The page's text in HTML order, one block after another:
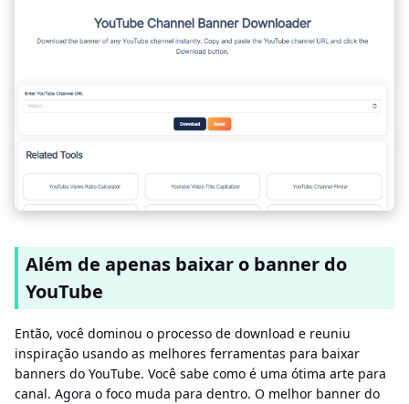
Além de apenas baixar o banner do
YouTube
Então, você dominou o processo de download e reuniu
inspiração usando as melhores ferramentas para baixar
banners do YouTube. Você sabe como é uma ótima arte para
canal. Agora o foco muda para dentro. O melhor banner do